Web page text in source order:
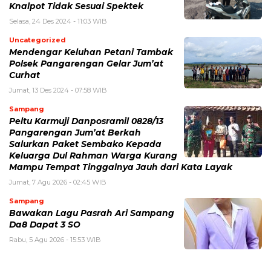
Knalpot Tidak Sesuai Spektek
Selasa, 24 Des 2024 - 11:03 WIB
Uncategorized
Mendengar Keluhan Petani Tambak
Polsek Pangarengan Gelar Jum’at
Curhat
Jumat, 13 Des 2024 - 07:58 WIB
Sampang
Peltu Karmuji Danposramil 0828/13
Pangarengan Jum’at Berkah
Salurkan Paket Sembako Kepada
Keluarga Dul Rahman Warga Kurang
Mampu Tempat Tinggalnya Jauh dari Kata Layak
Jumat, 7 Agu 2026 - 02:45 WIB
Sampang
Bawakan Lagu Pasrah Ari Sampang
Da8 Dapat 3 SO
Rabu, 5 Agu 2026 - 15:53 WIB